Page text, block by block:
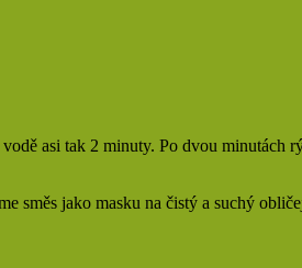
asi tak 2 minuty. Po dvou
směs jako masku na čistý a suchý